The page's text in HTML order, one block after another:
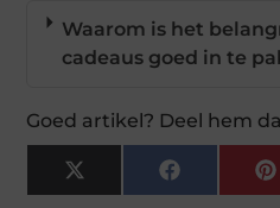
Waarom is het
cadeaus goed in te
Goed artikel? Deel hem
X
(Twitter)
Facebook